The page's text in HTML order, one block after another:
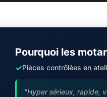
Pourquoi les
✓Pièces contrôlées en
"Hyper sérieux, rapide,